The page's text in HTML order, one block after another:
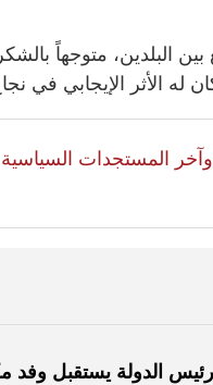
البلدين، متوجهاً
له الأثر الإيجابي في
وآخر المستجدات السياسية
رئيس الدولة يستقبل